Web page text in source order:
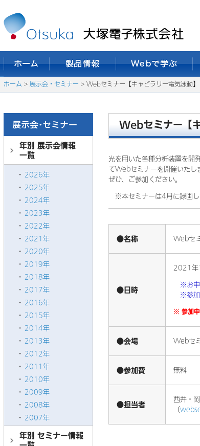
ホーム > 展示会・セミナー > Webセミナー【キャピラリー電気泳動
年別 展示会情報
一覧
2026年
2025年
2024年
2023年
2022年
2021年
2020年
2019年
2018年
2017年
2016年
2015年
2014年
2013年
2012年
2011年
2010年
2009年
2008年
2007年
年別 セミナー情報
Webセミナー【
光を用いた各種分析装置を開
てWebセミナーを開催いたし
ぜひ、ご参加ください。
※本セミナーは4月に録画し
●名称 Webセ
●日時
2021年
※お申
※参加
※ 参加申
●会場 Webセ
●参加費 無料
●担当者
西井・
（